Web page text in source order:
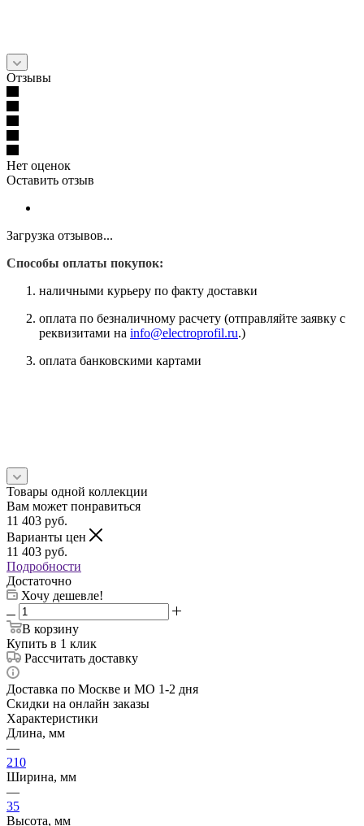
Отзывы
Нет оценок
Оставить отзыв
Загрузка отзывов...
Способы оплаты покупок:
наличными курьеру по факту доставки
оплата по безналичному расчету (отправляйте заявку с
реквизитами на info@electroprofil.ru.)
оплата банковскими картами
Товары одной коллекции
Вам может понравиться
11 403 руб.
Варианты цен
11 403 руб.
Подробности
Достаточно
Хочу дешевле!
В корзину
Купить в 1 клик
Рассчитать доставку
Доставка по Москве и МО 1-2 дня
Скидки на онлайн заказы
Характеристики
Длина, мм
—
210
Ширина, мм
—
35
Высота, мм